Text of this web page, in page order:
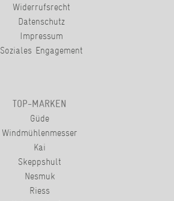
Widerrufsrecht
Datenschutz
Impressum
Soziales Engagement
TOP-MARKEN
Güde
Windmühlenmesser
Kai
Skeppshult
Nesmuk
Riess